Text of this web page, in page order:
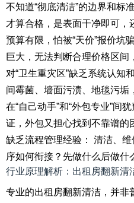
不知道“彻底清洁”的边界和标
才算合格，是表面干净即可，
预算有限，怕被“天价”报价坑
巨大，无法判断合理价格区间
对“卫生重灾区”缺乏系统认知
间霉菌、墙面污渍、地毯污垢
在“自己动手”和“外包专业”间
证，外包又担心找到不靠谱的
缺乏流程管理经验： 清洁、
序如何衔接？先做什么后做什
行业原理解析：出租房翻新清
专业的出租房翻新清洁，并非